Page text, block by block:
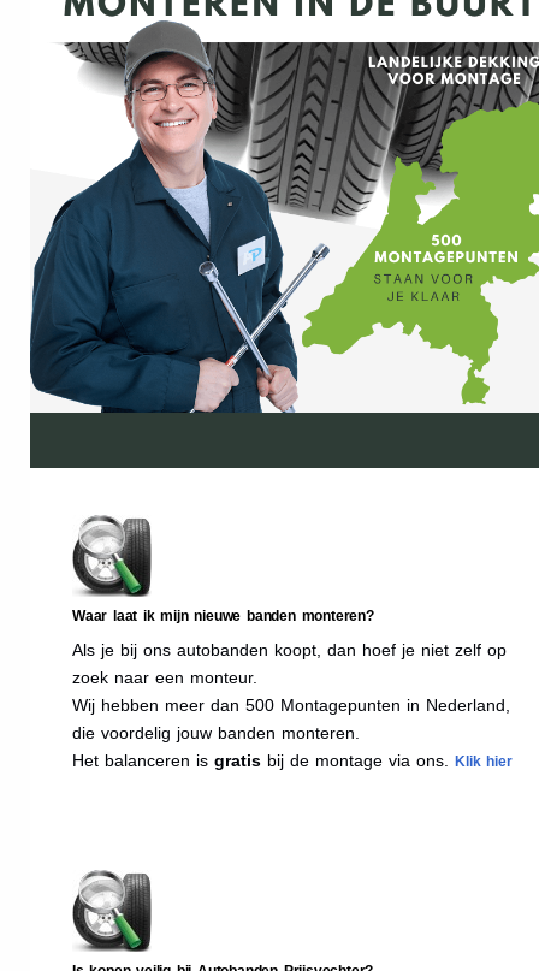
Waar laat ik mijn nieuwe banden monteren?
Als je bij ons autobanden koopt, dan hoef je niet zelf op
zoek naar een monteur.
Wij hebben meer dan 500 Montagepunten in Nederland,
die voordelig jouw banden monteren.
Het balanceren is gratis bij de montage via ons. Klik hier